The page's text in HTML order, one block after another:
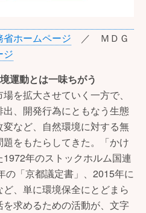
省ホームページ ／ ＭＤＧ
ジ
運動とは一味ちがう
を拡大させていく一方で、
、開発行為にともなう生態
など、自然環境に対する無
をもたらしてきた。「かけ
年のストックホルム国連
の「京都議定書」、2015年に
、単に環境保全にとどまら
求めるための活動が、文字